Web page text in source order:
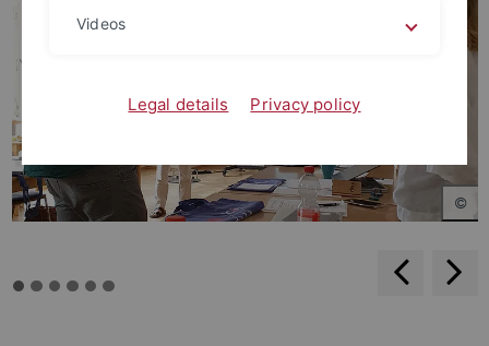
Videos
Legal details Privacy policy